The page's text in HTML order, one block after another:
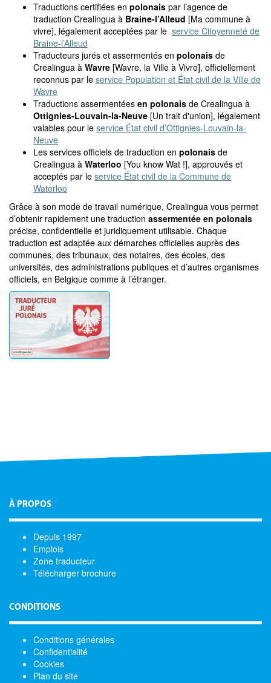
Traductions certifiées en polonais par l’agence de
traduction Crealingua à Braine-l’Alleud [Ma commune à
vivre], légalement acceptées par le service Citoyenneté de
Braine-l’Alleud
Traducteurs jurés et assermentés en polonais de
Crealingua à Wavre [Wavre, la Ville à Vivre], officiellement
reconnus par le service Population et État civil de la Ville de
Wavre
Traductions assermentées en polonais de Crealingua à
Ottignies-Louvain-la-Neuve [Un trait d'union], légalement
valables pour le service État civil d’Ottignies-Louvain-la-
Neuve
Les services officiels de traduction en polonais de
Crealingua à Waterloo [You know Wat !], approuvés et
acceptés par le service État civil de la Commune de
Waterloo
Grâce à son mode de travail numérique, Crealingua vous permet
d’obtenir rapidement une traduction assermentée en polonais
précise, confidentielle et juridiquement utilisable. Chaque
traduction est adaptée aux démarches officielles auprès des
communes, des tribunaux, des notaires, des écoles, des
universités, des administrations publiques et d’autres organismes
officiels, en Belgique comme à l’étranger.
À PROPOS
Depuis 1997
Emplois
Zone traducteur
Télécharger brochure
CONDITIONS
Conditions générales
Confidentialité
Cookies
Plan du site